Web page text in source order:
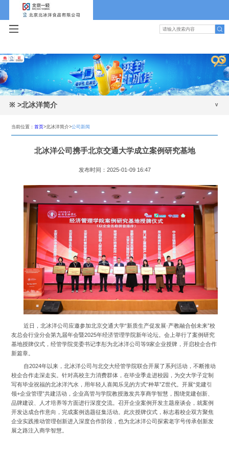
※ >北冰洋简介
组织机构
当前位置：首页>北冰洋简介>公司新闻
北冰洋公司携手北京交通大学成立案例研究基地
发布时间：2025-01-09 16:47
近日，北冰洋公司应邀参加北京交通大学“新质生产促发展·产教融合创未来”校
友总会行业分会第九届年会暨2025年经济管理学院新年论坛。会上举行了案例研究
基地授牌仪式，经管学院党委书记李彤为北冰洋公司等9家企业授牌，开启校企合作
新篇章。
自2024年以来，北冰洋公司与北交大经管学院联合开展了系列活动，不断推动
校企合作走深走实。针对高校主力消费群体，在毕业季走进校园，为交大学子定制
写有毕业祝福的北冰洋汽水，用年轻人喜闻乐见的方式“种草”Z世代。开展“党建引
领+企业管理”共建活动，企业高管与学院教授激发共享商学智慧，围绕党建创新、
品牌建设、人才培养等方面进行深度交流。召开企业案例开发主题座谈会，就案例
开发达成合作意向，完成案例选题征集活动。此次授牌仪式，标志着校企双方聚焦
企业实践推动管理创新进入深度合作阶段，也为北冰洋公司探索老字号传承创新发
展之路注入商学智慧。